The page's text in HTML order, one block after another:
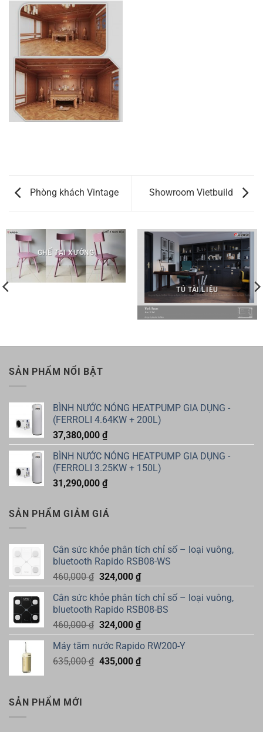
Phòng khách Vintage Showroom Vietbuild
GHẾ TẠI XƯỞNG
TỦ TÀI LIỆU
SẢN PHẨM NỔI BẬT
BÌNH NƯỚC NÓNG HEATPUMP GIA DỤNG -
(FERROLI 4.64KW + 200L)
37,380,000 ₫
BÌNH NƯỚC NÓNG HEATPUMP GIA DỤNG -
(FERROLI 3.25KW + 150L)
31,290,000 ₫
SẢN PHẨM GIẢM GIÁ
Cân sức khỏe phân tích chỉ số – loại vuông,
bluetooth Rapido RSB08-WS
460,000₫ Giá
gốc
là:
460,000 ₫.
324,000 ₫Giá
hiện
tại
là:
324,000 ₫.
Cân sức khỏe phân tích chỉ số – loại vuông,
bluetooth Rapido RSB08-BS
460,000₫ Giá
gốc
là:
460,000 ₫.
324,000 ₫Giá
hiện
tại
là:
Máy tăm nước Rapido RW200-Y
635,000₫ Giá
435,000 ₫Giá
SẢN PHẨM MỚI